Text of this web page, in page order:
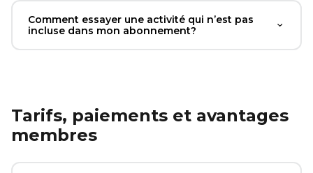
Comment essayer une activité qui n’est pas
incluse dans mon abonnement?
Tarifs, paiements et avantages
membres